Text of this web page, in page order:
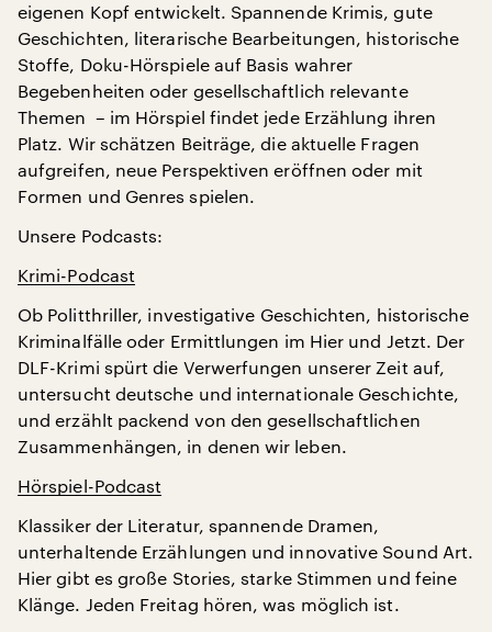
eigenen Kopf entwickelt. Spannende Krimis, gute
Geschichten, literarische Bearbeitungen, historische
Stoffe, Doku-Hörspiele auf Basis wahrer
Begebenheiten oder gesellschaftlich relevante
Themen – im Hörspiel findet jede Erzählung ihren
Platz. Wir schätzen Beiträge, die aktuelle Fragen
aufgreifen, neue Perspektiven eröffnen oder mit
Formen und Genres spielen.
Unsere Podcasts:
Krimi-Podcast
Ob Politthriller, investigative Geschichten, historische
Kriminalfälle oder Ermittlungen im Hier und Jetzt. Der
DLF-Krimi spürt die Verwerfungen unserer Zeit auf,
untersucht deutsche und internationale Geschichte,
und erzählt packend von den gesellschaftlichen
Zusammenhängen, in denen wir leben.
Hörspiel-Podcast
Klassiker der Literatur, spannende Dramen,
unterhaltende Erzählungen und innovative Sound Art.
Hier gibt es große Stories, starke Stimmen und feine
Klänge. Jeden Freitag hören, was möglich ist.